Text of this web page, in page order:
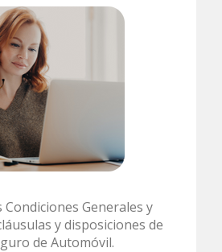
Condiciones Generales y
y disposiciones de
de Automóvil.